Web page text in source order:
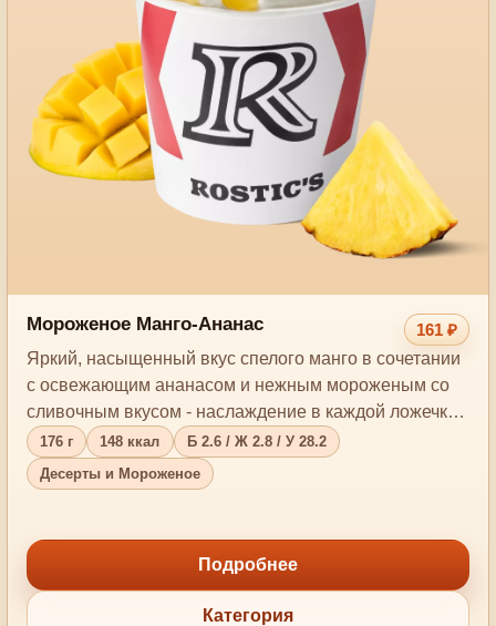
Мороженое Манго-Ананас
161 ₽
Яркий, насыщенный вкус спелого манго в сочетании
с освежающим ананасом и нежным мороженым со
сливочным вкусом - наслаждение в каждой ложечк…
176 г 148 ккал
Б 2.6 / Ж 2.8 / У 28.2
Десерты и Мороженое
Подробнее
Категория